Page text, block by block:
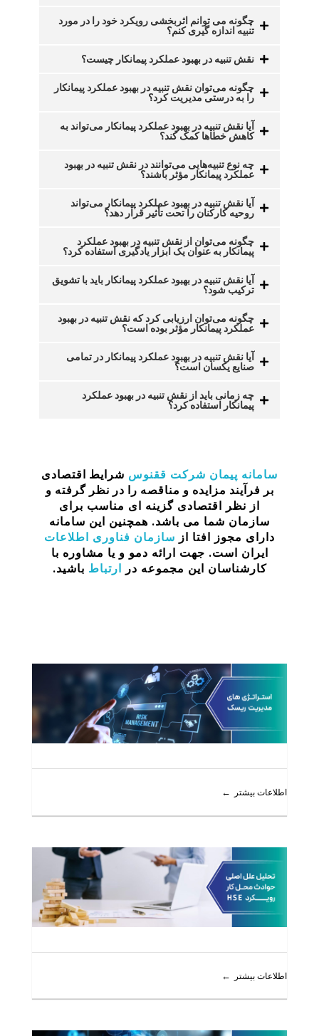
چگونه می توانم اثربخشی رویکرد خود را در مورد
تنبیه اندازه گیری کنم؟
نقش تنبیه در بهبود عملکرد پیمانکار چیست؟
چگونه می‌توان نقش تنبیه در بهبود عملکرد پیمانکار
را به درستی مدیریت کرد؟
آیا نقش تنبیه در بهبود عملکرد پیمانکار می‌تواند به
کاهش خطاها کمک کند؟
چه نوع تنبیه‌هایی می‌توانند در نقش تنبیه در بهبود
عملکرد پیمانکار مؤثر باشند؟
آیا نقش تنبیه در بهبود عملکرد پیمانکار می‌تواند
روحیه کارکنان را تحت تأثیر قرار دهد؟
چگونه می‌توان از نقش تنبیه در بهبود عملکرد
پیمانکار به عنوان یک ابزار یادگیری استفاده کرد؟
آیا نقش تنبیه در بهبود عملکرد پیمانکار باید با تشویق
ترکیب شود؟
چگونه می‌توان ارزیابی کرد که نقش تنبیه در بهبود
عملکرد پیمانکار مؤثر بوده است؟
آیا نقش تنبیه در بهبود عملکرد پیمانکار در تمامی
صنایع یکسان است؟
چه زمانی باید از نقش تنبیه در بهبود عملکرد
پیمانکار استفاده کرد؟
سامانه پیمان شرکت ققنوس شرایط اقتصادی
بر فرآیند مزایده و مناقصه را در نظر گرفته و
از نظر اقتصادی گزینه ای مناسب برای
سازمان شما می باشد. همچنین این سامانه
دارای مجوز افتا از سازمان فناوری اطلاعات
ایران است. جهت ارائه دمو و یا مشاوره با
کارشناسان این مجموعه در ارتباط باشید.
اطلاعات بیشتر
اطلاعات بیشتر